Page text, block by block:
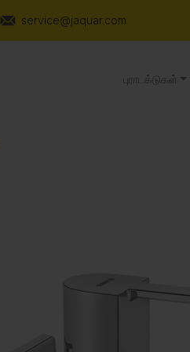
service@jaquar.com
புராடக்டுகள்